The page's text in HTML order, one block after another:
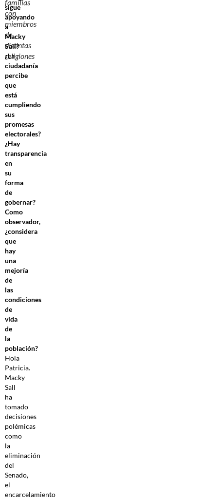
familias
con
miembros
de
distintas
religiones
sigue
apoyando
a
Macky
Sall?
¿La
ciudadanía
percibe
que
está
cumpliendo
sus
promesas
electorales?
¿Hay
transparencia
en
su
forma
de
gobernar?
Como
observador,
¿considera
que
hay
una
mejoría
de
las
condiciones
de
vida
de
la
población?
Hola
Patricia.
Macky
Sall
ha
tomado
decisiones
polémicas
como
la
eliminación
del
Senado,
el
encarcelamiento